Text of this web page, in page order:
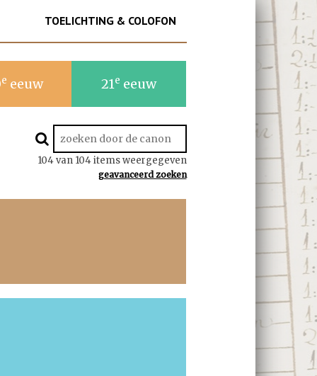
TOELICHTING & COLOFON
e eeuw 21e eeuw
104 van 104 items weergegeven
geavanceerd zoeken